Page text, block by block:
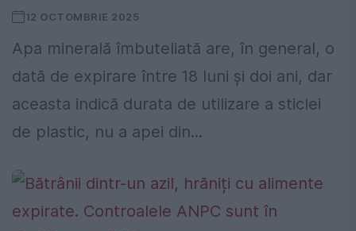
12 OCTOMBRIE 2025
Apa minerală îmbuteliată are, în general, o
dată de expirare între 18 luni și doi ani, dar
aceasta indică durata de utilizare a sticlei
de plastic, nu a apei din...